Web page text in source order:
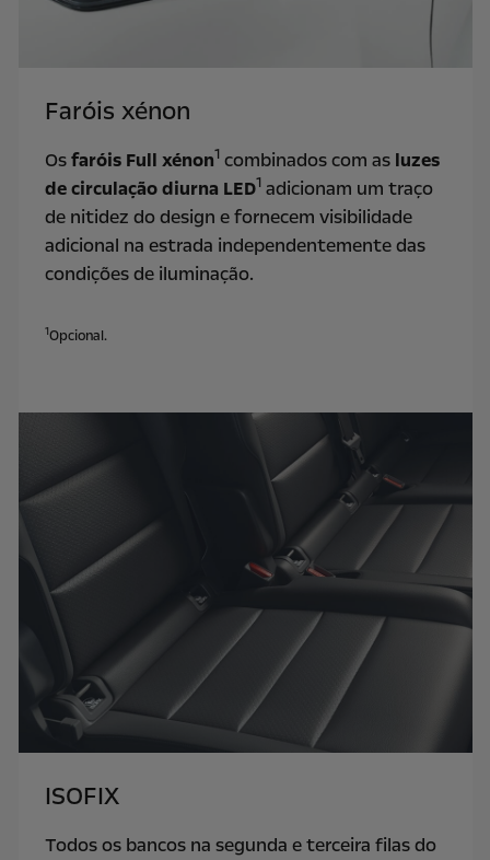
Faróis xénon
Osfaróis Full xénon1combinados com as luzes
de circulação diurna LED1adicionam um traço
de nitidez do design e fornecem visibilidade
adicional na estrada independentemente das
condições de iluminação.
1Opcional.
ISOFIX
Todos os bancos na segunda e terceira filas do